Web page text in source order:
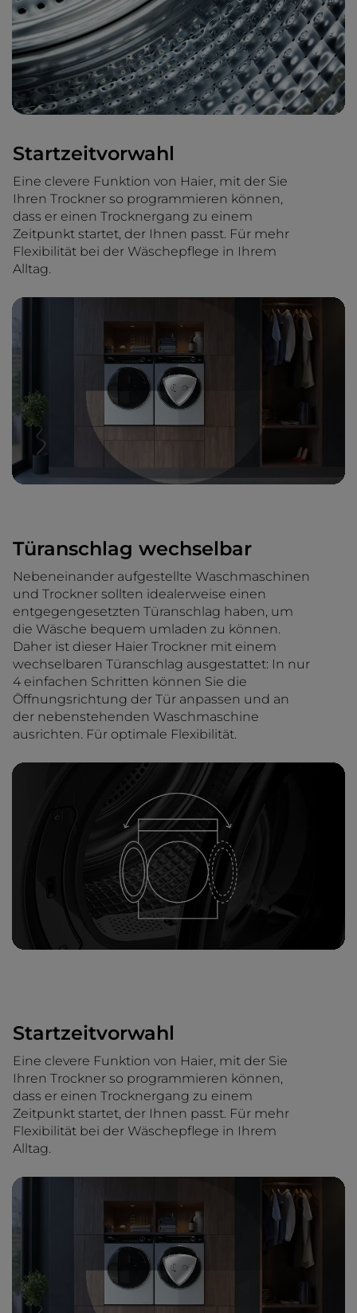
Startzeitvorwahl
Eine clevere Funktion von Haier, mit der Sie
Ihren Trockner so programmieren können,
dass er einen Trocknergang zu einem
Zeitpunkt startet, der Ihnen passt. Für mehr
Flexibilität bei der Wäschepflege in Ihrem
Alltag.
Türanschlag wechselbar
Nebeneinander aufgestellte Waschmaschinen
und Trockner sollten idealerweise einen
entgegengesetzten Türanschlag haben, um
die Wäsche bequem umladen zu können.
Daher ist dieser Haier Trockner mit einem
wechselbaren Türanschlag ausgestattet: In nur
4 einfachen Schritten können Sie die
Öffnungsrichtung der Tür anpassen und an
der nebenstehenden Waschmaschine
ausrichten. Für optimale Flexibilität.
Startzeitvorwahl
Eine clevere Funktion von Haier, mit der Sie
Ihren Trockner so programmieren können,
dass er einen Trocknergang zu einem
Zeitpunkt startet, der Ihnen passt. Für mehr
Flexibilität bei der Wäschepflege in Ihrem
Alltag.